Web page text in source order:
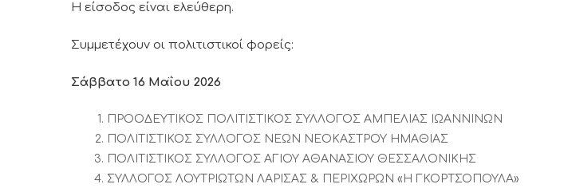
Η είσοδος είναι ελεύθερη.
Συμμετέχουν οι πολιτιστικοί φορείς:
Σάββατο 16 Μαΐου 2026
ΠΡΟΟΔΕΥΤΙΚΟΣ ΠΟΛΙΤΙΣΤΙΚΟΣ ΣΥΛΛΟΓΟΣ ΑΜΠΕΛΙΑΣ ΙΩΑΝΝΙΝΩΝ
ΠΟΛΙΤΙΣΤΙΚΟΣ ΣΥΛΛΟΓΟΣ ΝΕΩΝ ΝΕΟΚΑΣΤΡΟΥ ΗΜΑΘΙΑΣ
ΠΟΛΙΤΙΣΤΙΚΟΣ ΣΥΛΛΟΓΟΣ ΑΓΙΟΥ ΑΘΑΝΑΣΙΟΥ ΘΕΣΣΑΛΟΝΙΚΗΣ
ΣΥΛΛΟΓΟΣ ΛΟΥΤΡΙΩΤΩΝ ΛΑΡΙΣΑΣ & ΠΕΡΙΧΩΡΩΝ «Η ΓΚΟΡΤΣΟΠΟΥΛΑ»